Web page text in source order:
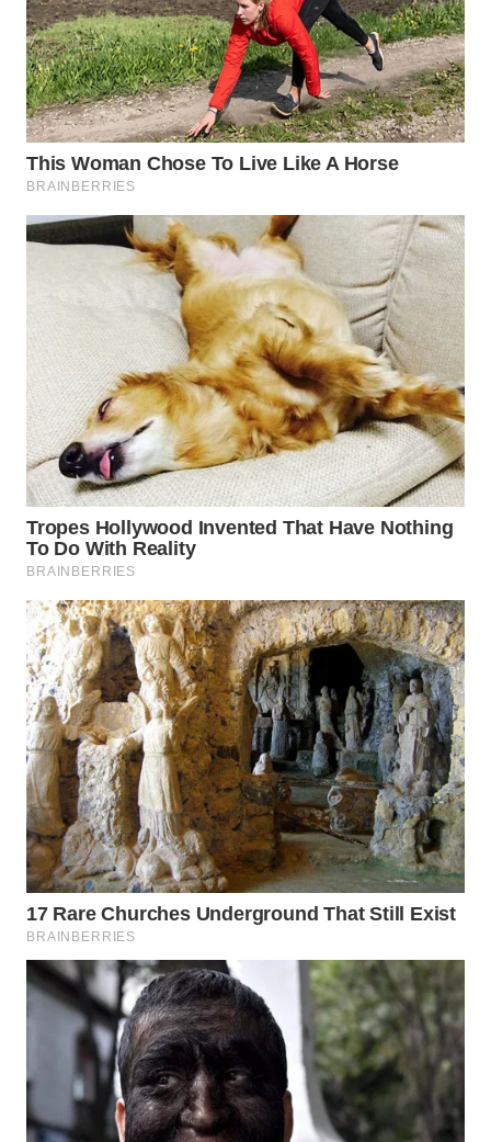
WN
INDRAMAYU
WN
KUNINGAN
WN
WN
SUKABUMI
WN
PURWAKARTA
WN
PRIANGAN
TIMUR
WN
SEMARANG
WN
SOLO
WN
BOROBUDUR
WN
MADURA
WN
SURABAYA
WN
NATUNA
WN
BINTAN